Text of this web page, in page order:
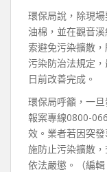
環保局說，除現
油棉，並在觀音
索避免污染擴散
污染防治法規定
日前改善完成。
環保局呼籲，一
報案專線0800-
效。業者若因突
施防止污染擴散
依法嚴懲。（編